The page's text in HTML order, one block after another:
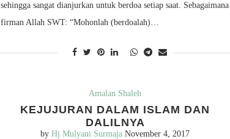
sehingga sangat dianjurkan untuk berdoa setiap saat. Sebagaimana
firman Allah SWT: “Mohonlah (berdoalah)…
Amalan Shaleh
KEJUJURAN DALAM ISLAM DAN
DALILNYA
byHj Mulyani Surmaja November 4, 2017